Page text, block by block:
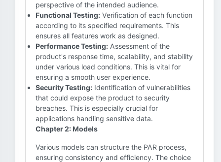
perspective of the intended audience.
Functional Testing: Verification of each function
according to its specified requirements. This
ensures all features work as designed.
Performance Testing: Assessment of the
product's response time, scalability, and stability
under various load conditions. This is vital for
ensuring a smooth user experience.
Security Testing: Identification of vulnerabilities
that could expose the product to security
breaches. This is especially crucial for
applications handling sensitive data.
Chapter 2: Models
Various models can structure the PAR process,
ensuring consistency and efficiency. The choice